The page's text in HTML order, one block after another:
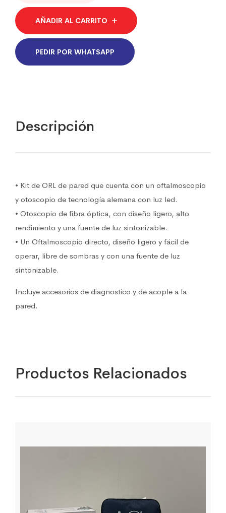
MOD.
SS-
S400
quantity
AÑADIR AL CARRITO
PEDIR POR WHATSAPP
Descripción
• Kit de ORL de pared que cuenta con un oftalmoscopio
y otoscopio de tecnología alemana con luz led.
• Otoscopio de fibra óptica, con diseño ligero, alto
rendimiento y una fuente de luz sintonizable.
• Un Oftalmoscopio directo, diseño ligero y fácil de
operar, libre de sombras y con una fuente de luz
sintonizable.
Incluye accesorios de diagnostico y de acople a la
pared.
Productos Relacionados